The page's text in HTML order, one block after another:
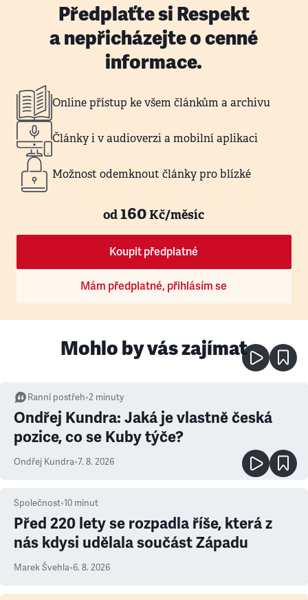
Předplaťte si Respekt
a nepřicházejte o cenné
informace.
Online přístup ke všem článkům a archivu
Články i v audioverzi a mobilní aplikaci
Možnost odemknout články pro blízké
od160Kč/měsíc
Koupit předplatné
Mám předplatné, přihlásím se
Mohlo by vás zajímat
Ranní postřeh•2 minuty
Ondřej Kundra: Jaká je vlastně česká
pozice, co se Kuby týče?
Ondřej Kundra•7. 8. 2026
Společnost•10 minut
Před 220 lety se rozpadla říše, která z
nás kdysi udělala součást Západu
Marek Švehla•6. 8. 2026